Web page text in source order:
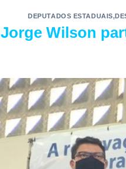
DEPUTADOS ESTADUAIS,
Jorge Wilson